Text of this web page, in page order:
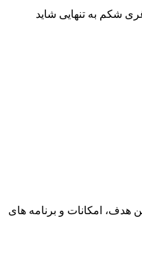
شکم به‌ تنهایی شاید
هدف، امکانات و برنامه های